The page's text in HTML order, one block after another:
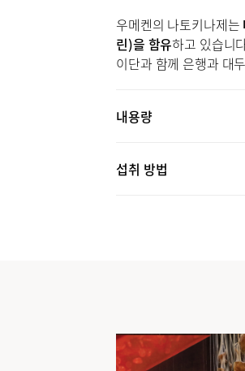
우메켄의 나토키나제는
린)을 함유하고 있습니
이단과 함께 은행과 대
내용량
섭취 방법